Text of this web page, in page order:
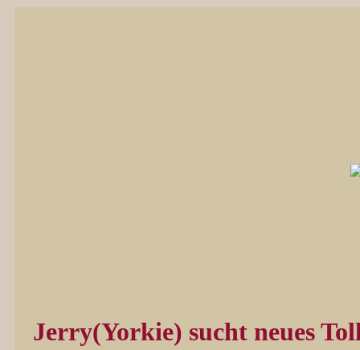
Jerry(Yorkie) sucht neues